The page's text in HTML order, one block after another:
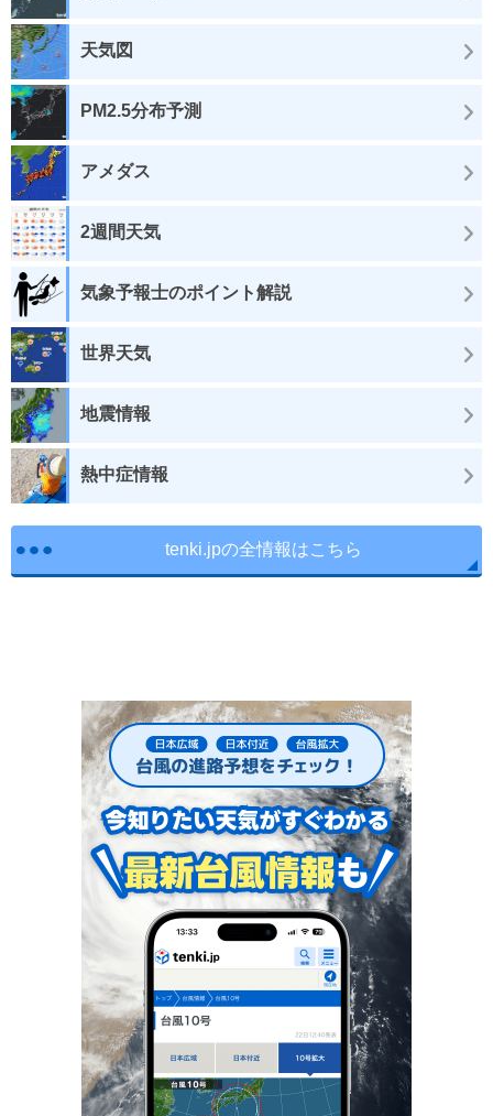
天気図
PM2.5分布予測
アメダス
2週間天気
気象予報士のポイント解説
世界天気
地震情報
熱中症情報
tenki.jpの全情報はこちら